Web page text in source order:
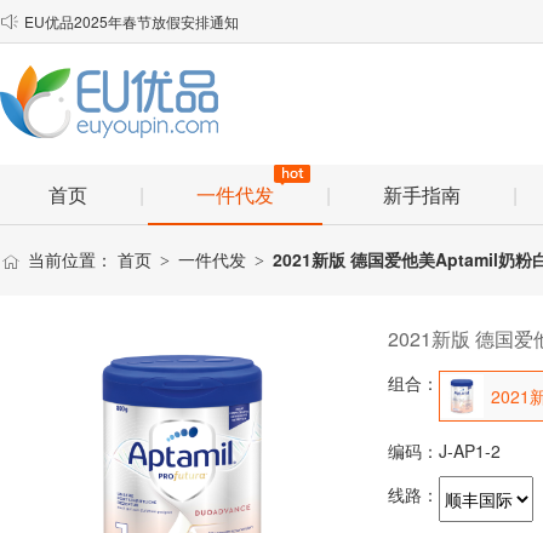
 EU优品2025年春节放假安排通知
顺丰小包理赔材料
物流口岸优化说明
首页 | 一件代发 | 新手指南 |
当前位置： 首页 > 一件代发 > 2021新版 德国爱他美Aptamil奶粉
2021新版 德国爱
组合：
2021
编码： J-AP1-2
线路：